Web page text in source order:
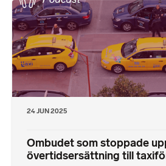
24 JUN 2025
Ombudet som stoppade
övertidsersättning till